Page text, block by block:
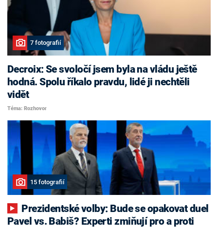
7 fotografií
Decroix: Se svoločí jsem byla na vládu ještě
hodná. Spolu říkalo pravdu, lidé ji nechtěli
vidět
Téma: Rozhovor
15 fotografií
Pavel vs. Babiš? Experti zmiňují pro a proti